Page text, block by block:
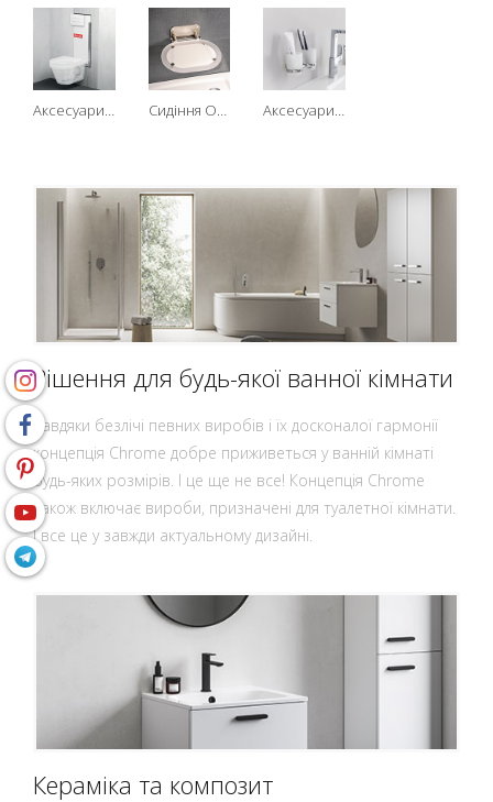
Рішення для будь-якої ванної кімнати
Завдяки безлічі певних виробів і їх досконалої гармонії
концепція Chrome добре приживеться у ванній кімнаті
будь-яких розмірів. І це ще не все! Концепція Chrome
також включає вироби, призначені для туалетної кімнати.
І все це у завжди актуальному дизайні.
Кераміка та композит